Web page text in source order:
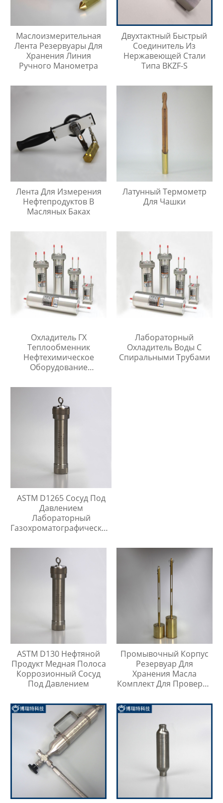
Маслоизмерительная
Лента Резервуары Для
Хранения Линия
Ручного Манометра
Двухтактный Быстрый
Соединитель Из
Нержавеющей Стали
Типа BKZF-S
Лента Для Измерения
Нефтепродуктов В
Масляных Баках
Латунный Термометр
Для Чашки
Охладитель ГХ
Теплообменник
Нефтехимическое
Оборудование
Лабораторный
Охладитель Воды С
Спиральными Трубами
ASTM D1265 Сосуд Под
Давлением
Лабораторный
Газохроматографический
ASTM D130 Нефтяной
Продукт Медная Полоса
Коррозионный Сосуд
Под Давлением
Промывочный Корпус
Резервуар Для
Хранения Масла
Комплект Для Проверки